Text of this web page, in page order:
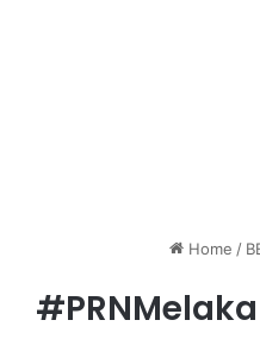
Home /